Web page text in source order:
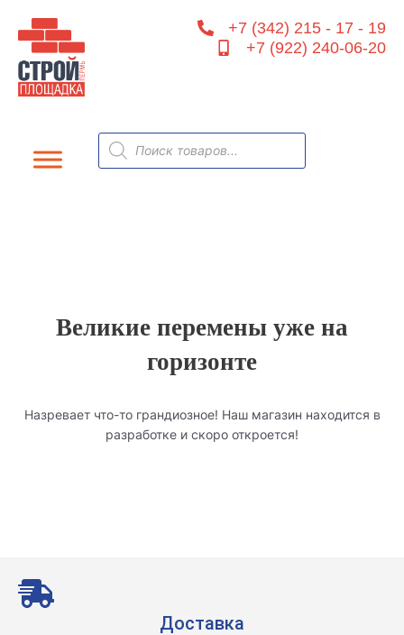
содержимому
+7 (342) 215 - 17 - 19
+7 (922) 240-06-20
Поиск
товаров
Великие перемены уже на
горизонте
Назревает что-то грандиозное! Наш магазин находится в
разработке и скоро откроется!
Доставка